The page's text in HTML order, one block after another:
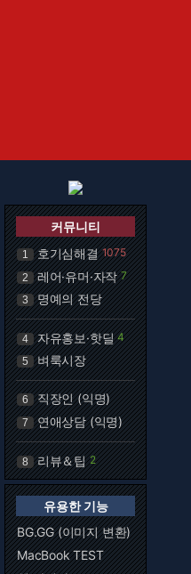
커뮤니티
1 호기심해결 1075
2 레어·유머·자작 7
3 명예의 전당
4 자유홍보·핫딜 4
5 벼룩시장
6 직장인 (익명)
7 연애상담 (익명)
8 리뷰＆팁 2
유용한 기능
BG.GG (이미지 변환)
MacBook TEST